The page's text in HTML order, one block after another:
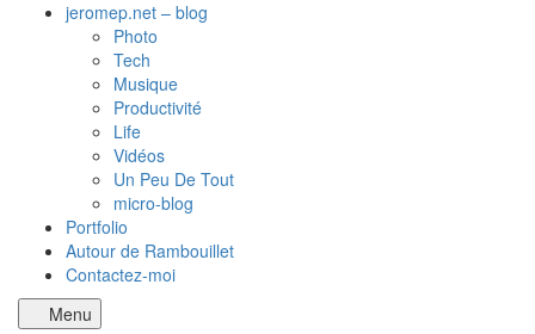
jeromep.net – blog
Photo
Tech
Musique
Productivité
Life
Vidéos
Un Peu De Tout
micro-blog
Portfolio
Autour de Rambouillet
Contactez-moi
Menu